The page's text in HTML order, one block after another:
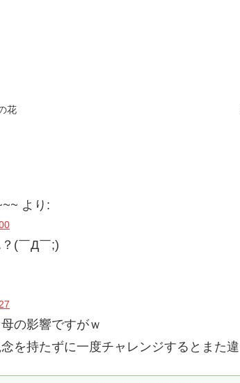
花
より:
(￣Д￣;)
の影響ですがｗ
を持たずに一度チャレンジするとまた